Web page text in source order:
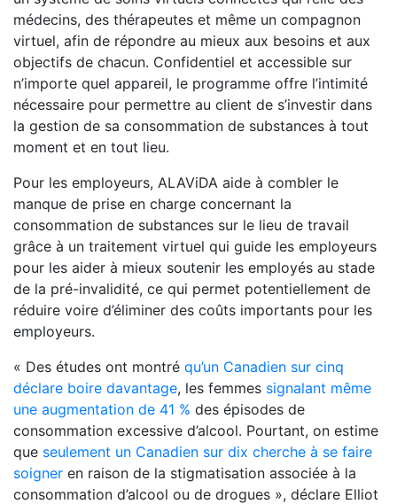
médecins, des thérapeutes et même un compagnon
virtuel, afin de répondre au mieux aux besoins et aux
objectifs de chacun. Confidentiel et accessible sur
n’importe quel appareil, le programme offre l’intimité
nécessaire pour permettre au client de s’investir dans
la gestion de sa consommation de substances à tout
moment et en tout lieu.
Pour les employeurs, ALAViDA aide à combler le
manque de prise en charge concernant la
consommation de substances sur le lieu de travail
grâce à un traitement virtuel qui guide les employeurs
pour les aider à mieux soutenir les employés au stade
de la pré-invalidité, ce qui permet potentiellement de
réduire voire d’éliminer des coûts importants pour les
employeurs.
« Des études ont montré qu’un Canadien sur cinq
déclare boire davantage, les femmes signalant même
une augmentation de 41 % des épisodes de
consommation excessive d’alcool. Pourtant, on estime
que seulement un Canadien sur dix cherche à se faire
soigner en raison de la stigmatisation associée à la
consommation d’alcool ou de drogues », déclare Elliot